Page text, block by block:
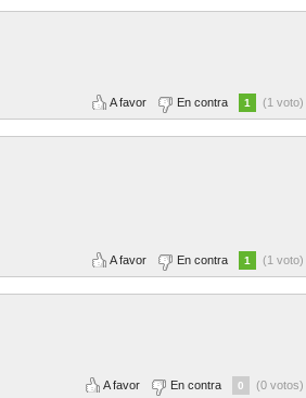
A favor En contra 1 (1 voto)
A favor En contra 1 (1 voto)
A favor En contra 0 (0 votos)